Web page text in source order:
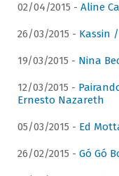
02/04/2015 - Aline
26/03/2015 - Kassin
19/03/2015 - Nina
12/03/2015 -
Ernesto Nazareth
05/03/2015 - Ed
26/02/2015 - Gó Gó